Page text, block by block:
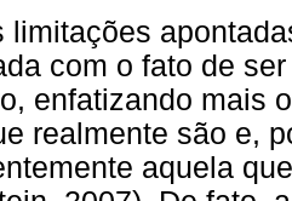
limitações
com o fato de
enfatizando mais
realmente são e,
aquela